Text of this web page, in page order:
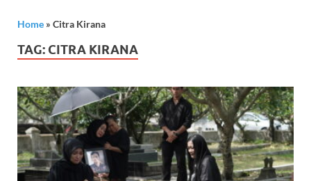
Home » Citra Kirana
TAG: CITRA KIRANA